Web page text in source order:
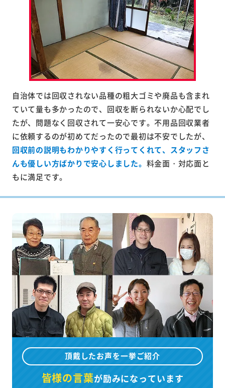
自治体では回収されない品種の粗大ゴミや廃品も含まれ
ていて量も多かったので、回収を断られないか心配でし
たが、問題なく回収されて一安心です。不用品回収業者
に依頼するのが初めてだったので最初は不安でしたが、
回収前の説明もわかりやすく行ってくれて、スタッフさ
んも優しい方ばかりで安心しました。 料金面・対応面と
もに満足です。
頂戴したお声を一挙ご紹介
皆様の言葉が励みになっています